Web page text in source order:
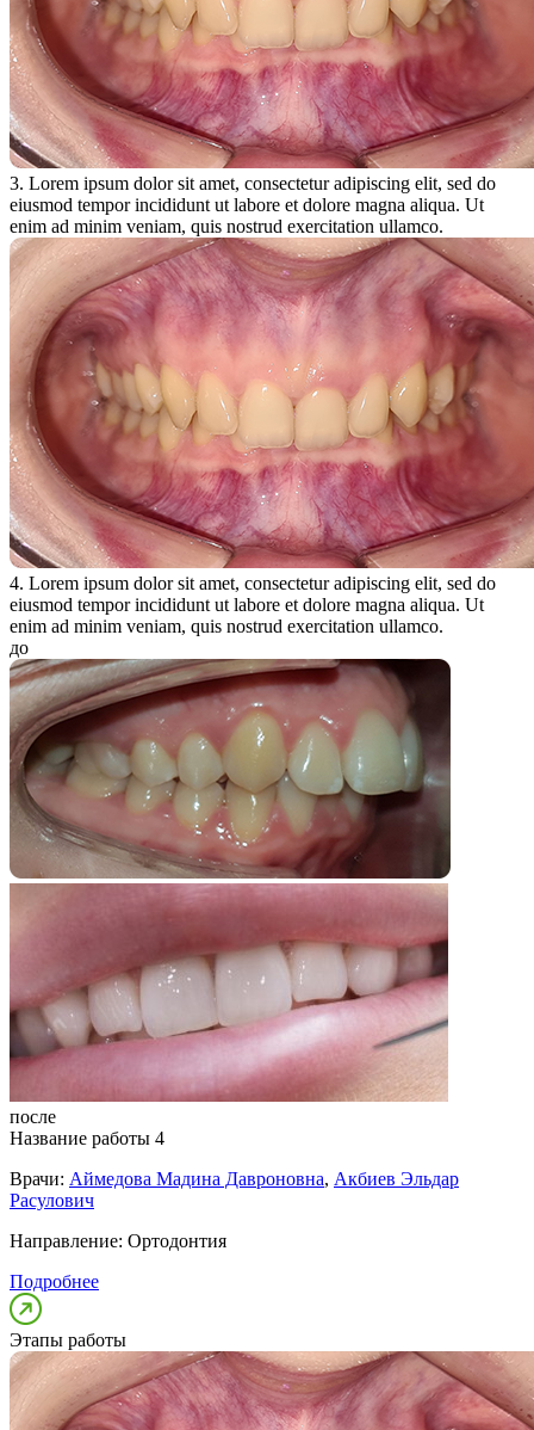
3. Lorem ipsum dolor sit amet, consectetur adipiscing elit, sed do
eiusmod tempor incididunt ut labore et dolore magna aliqua. Ut
enim ad minim veniam, quis nostrud exercitation ullamco.
4. Lorem ipsum dolor sit amet, consectetur adipiscing elit, sed do
eiusmod tempor incididunt ut labore et dolore magna aliqua. Ut
enim ad minim veniam, quis nostrud exercitation ullamco.
до
после
Название работы 4
Врачи: Аймедова Мадина Давроновна, Акбиев Эльдар
Расулович
Направление: Ортодонтия
Подробнее
Этапы работы